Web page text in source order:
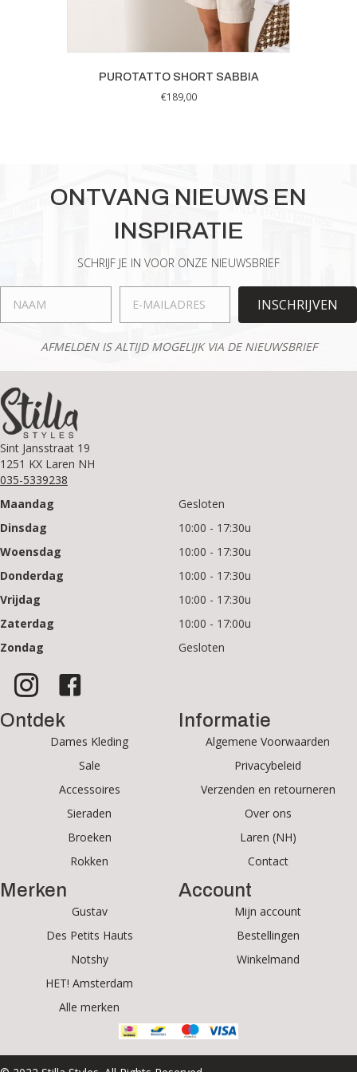
PUROTATTO SHORT SABBIA
€189,00
Deze
kan
gekozen
worden
de
productpagina
ONTVANG NIEUWS EN
INSPIRATIE
SCHRIJF JE IN VOOR ONZE NIEUWSBRIEF
INSCHRIJVEN
AFMELDEN IS ALTIJD MOGELIJK VIA DE NIEUWSBRIEF
Sint Jansstraat 19
1251 KX Laren NH
035-5339238
Maandag
Gesloten
Dinsdag
10:00 - 17:30u
Woensdag
10:00 - 17:30u
Donderdag
10:00 - 17:30u
Vrijdag
10:00 - 17:30u
Zaterdag
10:00 - 17:00u
Zondag
Gesloten
Ontdek
Dames Kleding
Sale
Accessoires
Sieraden
Broeken
Rokken
Merken
Gustav
Des Petits Hauts
Notshy
HET! Amsterdam
Alle merken
Informatie
Algemene Voorwaarden
Privacybeleid
Verzenden en retourneren
Over ons
Laren (NH)
Contact
Account
Mijn account
Bestellingen
Winkelmand